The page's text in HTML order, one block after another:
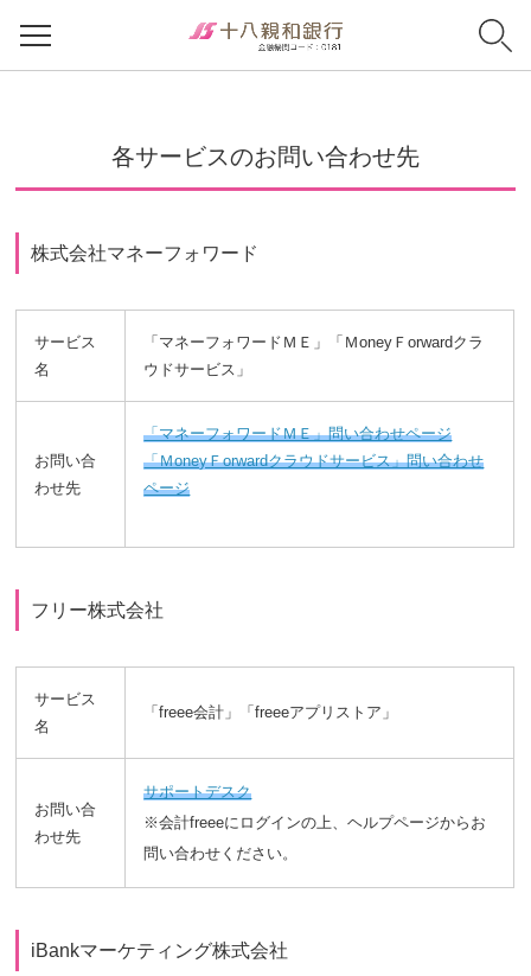
各サービスのお問い合わせ先
株式会社マネーフォワード
サービス
名
「マネーフォワードＭＥ」「ＭoneyＦorwardクラ
ウドサービス」
お問い合
わせ先
「マネーフォワードＭＥ」問い合わせページ
「ＭoneyＦorwardクラウドサービス」問い合わせ
ページ
フリー株式会社
サービス
名
「freee会計」「freeeアプリストア」
お問い合
わせ先
サポートデスク
※会計freeeにログインの上、ヘルプページからお
問い合わせください。
iBankマーケティング株式会社